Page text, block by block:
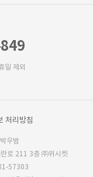
일 제외
처리방침
우범
로 211 3층 ㈜위시켓
57303